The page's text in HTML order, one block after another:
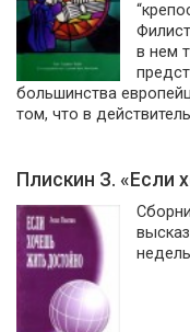
в нем
большинства
том, что в
Плискин З. «Если